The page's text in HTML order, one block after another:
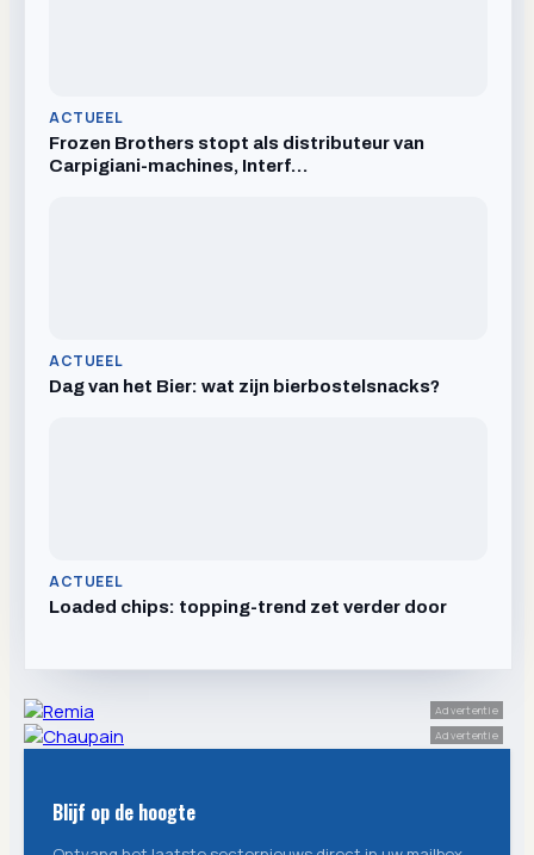
ACTUEEL
Frozen Brothers stopt als distributeur van
Carpigiani-machines, Interf…
ACTUEEL
Dag van het Bier: wat zijn bierbostelsnacks?
ACTUEEL
Loaded chips: topping-trend zet verder door
Advertentie
Advertentie
Blijf op de hoogte